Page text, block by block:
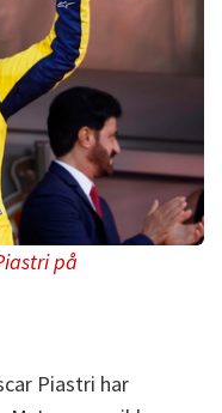
på
Piastri har